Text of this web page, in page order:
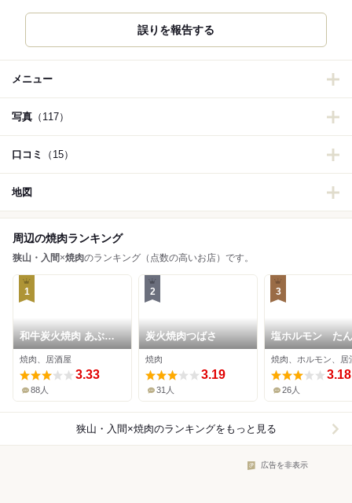
誤りを報告する
メニュー
写真 （117）
口コミ （15）
地図
周辺の焼肉ランキング
狭山・入間×焼肉のランキング（点数の高いお店）です。
1
和牛炭火焼肉 あぶり
えん
焼肉、居酒屋
3.33
88人
2
炭火焼肉つばさ
焼肉
3.19
31人
3
塩ホルモン た
焼肉、ホルモン、居
3.18
26人
狭山・入間×焼肉のランキングをもっと見る
広告を非表示